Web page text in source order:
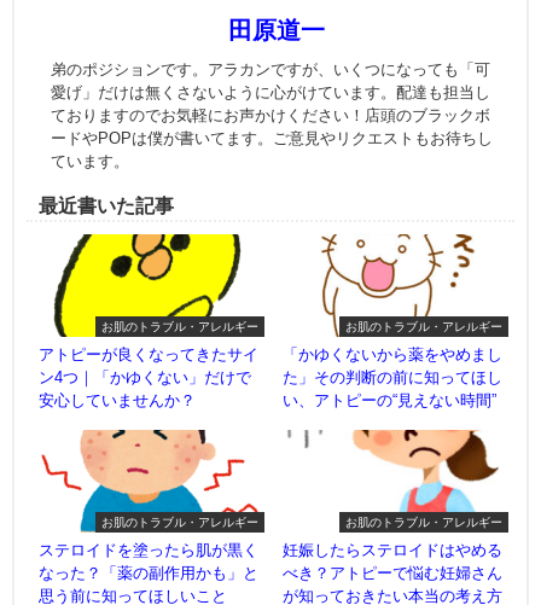
田原道一
弟のポジションです。アラカンですが、いくつになっても「可
愛げ」だけは無くさないように心がけています。配達も担当し
ておりますのでお気軽にお声かけください！店頭のブラックボ
ードやPOPは僕が書いてます。ご意見やリクエストもお待ちし
ています。
最近書いた記事
お肌のトラブル・アレルギー
アトピーが良くなってきたサイ
ン4つ｜「かゆくない」だけで
安心していませんか？
お肌のトラブル・アレルギー
「かゆくないから薬をやめまし
た」その判断の前に知ってほし
い、アトピーの“見えない時間”
お肌のトラブル・アレルギー
ステロイドを塗ったら肌が黒く
なった？「薬の副作用かも」と
思う前に知ってほしいこと
お肌のトラブル・アレルギー
妊娠したらステロイドはやめる
べき？アトピーで悩む妊婦さん
が知っておきたい本当の考え方